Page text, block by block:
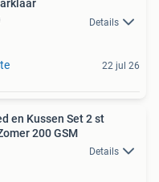
Details
22 jul 26
en Kussen Set 2 st
200 GSM
Details